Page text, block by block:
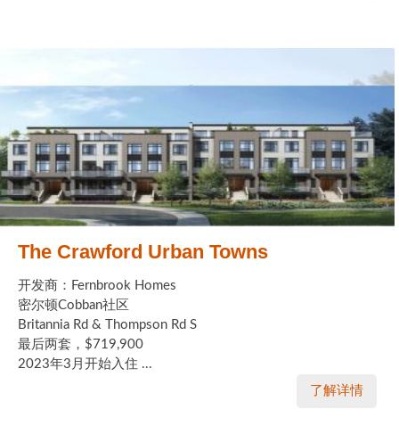
The Crawford Urban Towns
开发商：Fernbrook Homes
密尔顿Cobban社区
Britannia Rd & Thompson Rd S
最后两套，$719,900
2023年3月开始入住 ...
了解详情